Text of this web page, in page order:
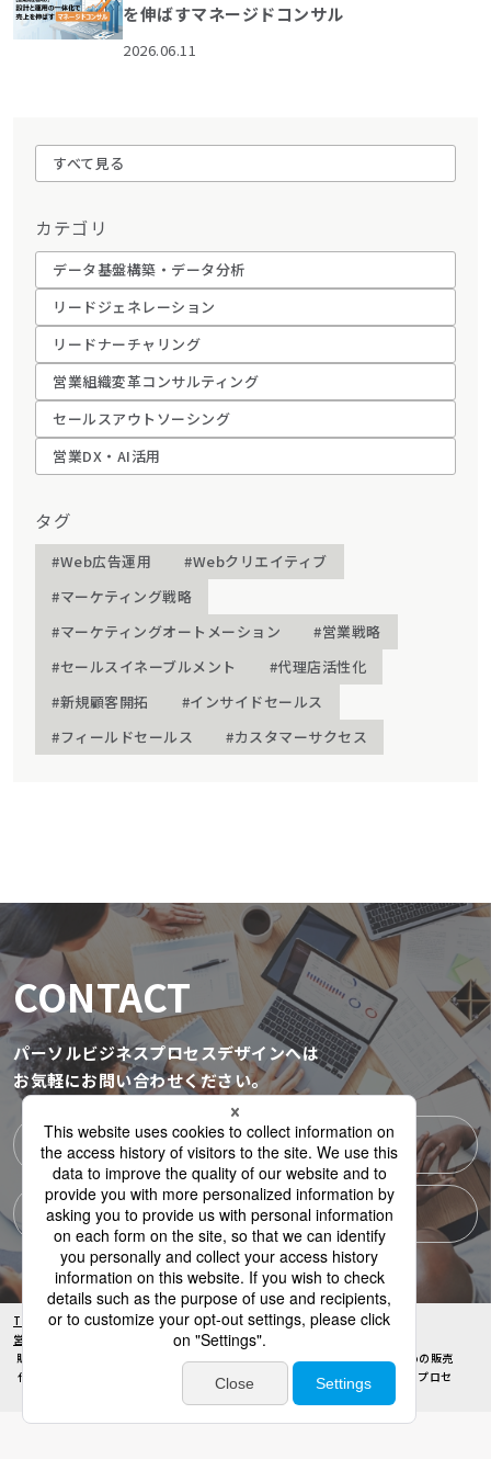
を伸ばすマネージドコンサル
2026.06.11
すべて見る
カテゴリ
データ基盤構築・データ分析
リードジェネレーション
リードナーチャリング
営業組織変革コンサルティング
セールスアウトソーシング
営業DX・AI活用
タグ
#Web広告運用
#Webクリエイティブ
#マーケティング戦略
#マーケティングオートメーション
#営業戦略
#セールスイネーブルメント
#代理店活性化
#新規顧客開拓
#インサイドセールス
#フィールドセールス
#カスタマーサクセス
CONTACT
パーソルビジネスプロセスデザインへは
お気軽にお問い合わせください。
資料ダウンロード一覧
お問い合わせ
TOP サービス一覧 セールスマーケティング
コラム
営業組織変革コンサルティング
販売代理店選定は客観的な可視化分析が重要！自社商材を販売してもらうための販売
代理店の選定方法とは - セールスマーケティングサービス｜パーソルビジネスプロセ